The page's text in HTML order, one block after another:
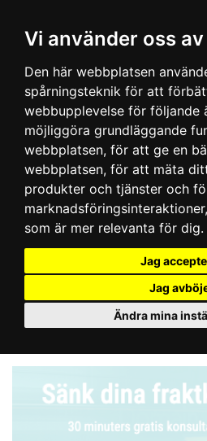
Vi använder oss
Den här webbplatsen
spårningsteknik för att
webbupplevelse för följande
möjliggöra grundläggande
webbplatsen, för att ge en
webbplatsen, för att mäta
produkter och tjänster och
marknadsföringsinteraktioner,
som är mer relevanta för dig.
Jag
Jag
Ändra mina